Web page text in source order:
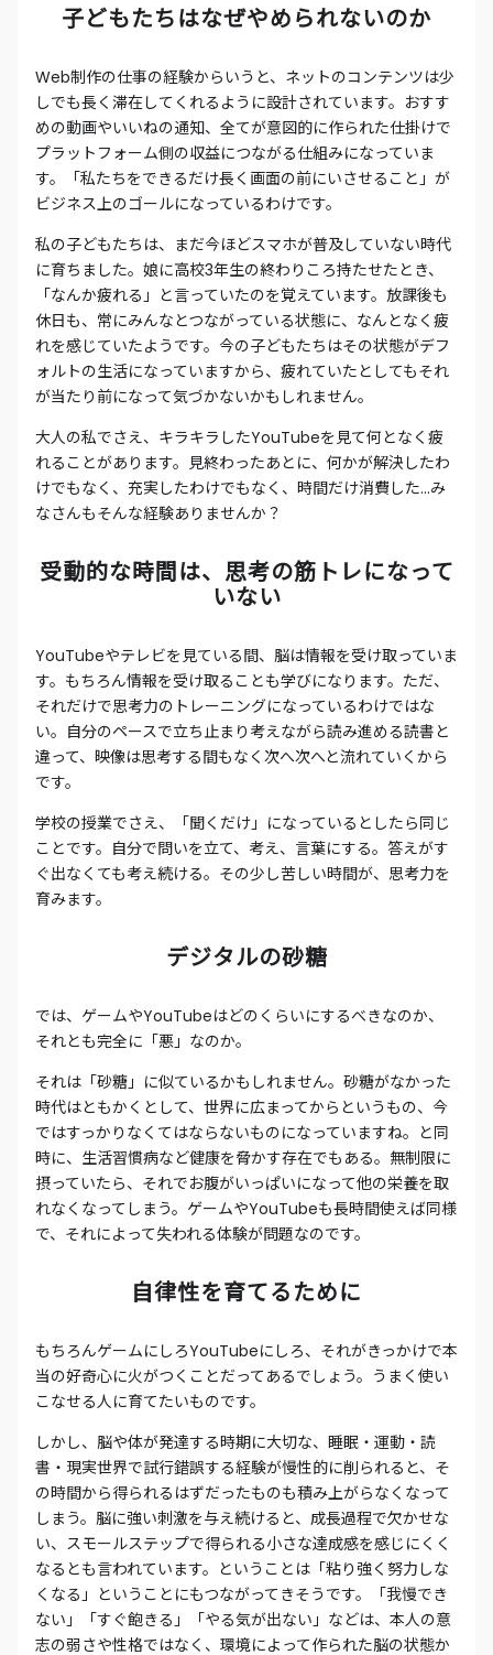
子どもたちはなぜやめられないのか
Web制作の仕事の経験からいうと、ネットのコンテンツは少
しでも長く滞在してくれるように設計されています。おすす
めの動画やいいねの通知、全てが意図的に作られた仕掛けで
プラットフォーム側の収益につながる仕組みになっていま
す。「私たちをできるだけ長く画面の前にいさせること」が
ビジネス上のゴールになっているわけです。
私の子どもたちは、まだ今ほどスマホが普及していない時代
に育ちました。娘に高校3年生の終わりころ持たせたとき、
「なんか疲れる」と言っていたのを覚えています。放課後も
休日も、常にみんなとつながっている状態に、なんとなく疲
れを感じていたようです。今の子どもたちはその状態がデフ
ォルトの生活になっていますから、疲れていたとしてもそれ
が当たり前になって気づかないかもしれません。
大人の私でさえ、キラキラしたYouTubeを見て何となく疲
れることがあります。見終わったあとに、何かが解決したわ
けでもなく、充実したわけでもなく、時間だけ消費した…み
なさんもそんな経験ありませんか？
受動的な時間は、思考の筋トレになって
いない
YouTubeやテレビを見ている間、脳は情報を受け取っていま
す。もちろん情報を受け取ることも学びになります。ただ、
それだけで思考力のトレーニングになっているわけではな
い。自分のペースで立ち止まり考えながら読み進める読書と
違って、映像は思考する間もなく次へ次へと流れていくから
です。
学校の授業でさえ、「聞くだけ」になっているとしたら同じ
ことです。自分で問いを立て、考え、言葉にする。答えがす
ぐ出なくても考え続ける。その少し苦しい時間が、思考力を
育みます。
デジタルの砂糖
では、ゲームやYouTubeはどのくらいにするべきなのか、
それとも完全に「悪」なのか。
それは「砂糖」に似ているかもしれません。砂糖がなかった
時代はともかくとして、世界に広まってからというもの、今
ではすっかりなくてはならないものになっていますね。と同
時に、生活習慣病など健康を脅かす存在でもある。無制限に
摂っていたら、それでお腹がいっぱいになって他の栄養を取
れなくなってしまう。ゲームやYouTubeも長時間使えば同様
で、それによって失われる体験が問題なのです。
自律性を育てるために
もちろんゲームにしろYouTubeにしろ、それがきっかけで本
当の好奇心に火がつくことだってあるでしょう。うまく使い
こなせる人に育てたいものです。
しかし、脳や体が発達する時期に大切な、睡眠・運動・読
書・現実世界で試行錯誤する経験が慢性的に削られると、そ
の時間から得られるはずだったものも積み上がらなくなって
しまう。脳に強い刺激を与え続けると、成長過程で欠かせな
い、スモールステップで得られる小さな達成感を感じにくく
なるとも言われています。ということは「粘り強く努力しな
くなる」ということにもつながってきそうです。「我慢でき
ない」「すぐ飽きる」「やる気が出ない」などは、本人の意
志の弱さや性格ではなく、環境によって作られた脳の状態か